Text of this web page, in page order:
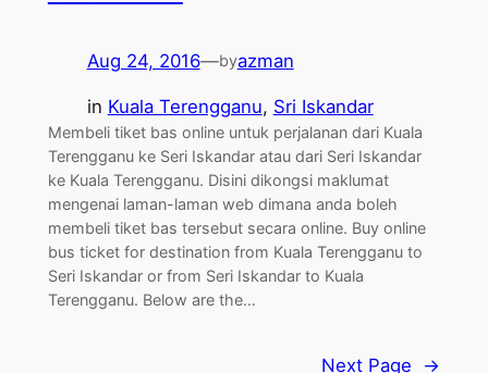
Aug 24, 2016—byazman
in Kuala Terengganu, Sri Iskandar
Membeli tiket bas online untuk perjalanan dari Kuala
Terengganu ke Seri Iskandar atau dari Seri Iskandar
ke Kuala Terengganu. Disini dikongsi maklumat
mengenai laman-laman web dimana anda boleh
membeli tiket bas tersebut secara online. Buy online
bus ticket for destination from Kuala Terengganu to
Seri Iskandar or from Seri Iskandar to Kuala
Terengganu. Below are the…
Next Page →